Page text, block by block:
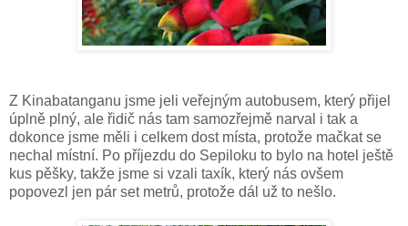
Z Kinabatanganu jsme jeli veřejným autobusem, který přijel
úplně plný, ale řidič nás tam samozřejmě narval i tak a
dokonce jsme měli i celkem dost místa, protože mačkat se
nechal místní. Po příjezdu do Sepiloku to bylo na hotel ještě
kus pěšky, takže jsme si vzali taxík, který nás ovšem
popovezl jen pár set metrů, protože dál už to nešlo.